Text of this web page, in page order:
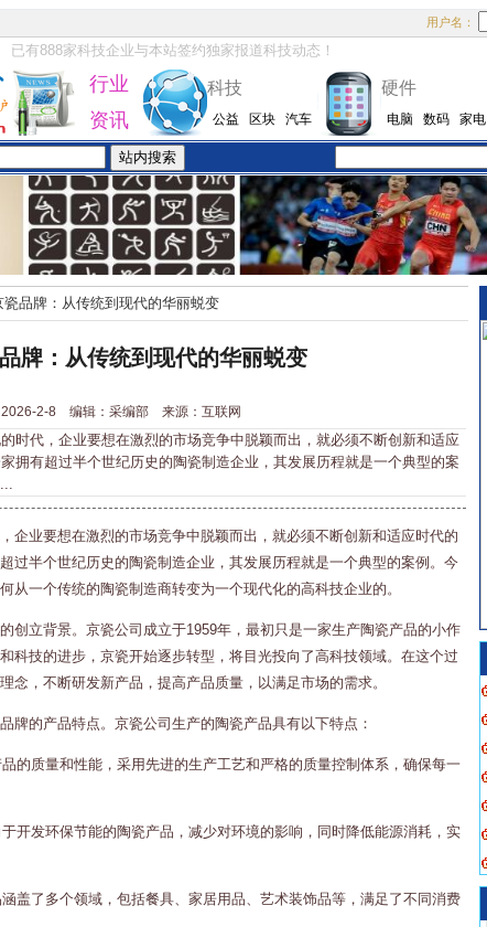
用户名：
已有888家科技企业与本站签约独家报道科技动态！
行业
资讯
科技
公益 区块 汽车
硬件
电脑 数码 家电
瓷品牌：从传统到现代的华丽蜕变
牌：从传统到现代的华丽蜕变
2026-2-8 编辑：采编部 来源：互联网
代，企业要想在激烈的市场竞争中脱颖而出，就必须不断创新和适应
拥有超过半个世纪历史的陶瓷制造企业，其发展历程就是一个典型的案
企业要想在激烈的市场竞争中脱颖而出，就必须不断创新和适应时代的
过半个世纪历史的陶瓷制造企业，其发展历程就是一个典型的案例。今
从一个传统的陶瓷制造商转变为一个现代化的高科技企业的。
创立背景。京瓷公司成立于1959年，最初只是一家生产陶瓷产品的小作
科技的进步，京瓷开始逐步转型，将目光投向了高科技领域。在这个过
念，不断研发新产品，提高产品质量，以满足市场的需求。
牌的产品特点。京瓷公司生产的陶瓷产品具有以下特点：
的质量和性能，采用先进的生产工艺和严格的质量控制体系，确保每一
开发环保节能的陶瓷产品，减少对环境的影响，同时降低能源消耗，实
盖了多个领域，包括餐具、家居用品、艺术装饰品等，满足了不同消费